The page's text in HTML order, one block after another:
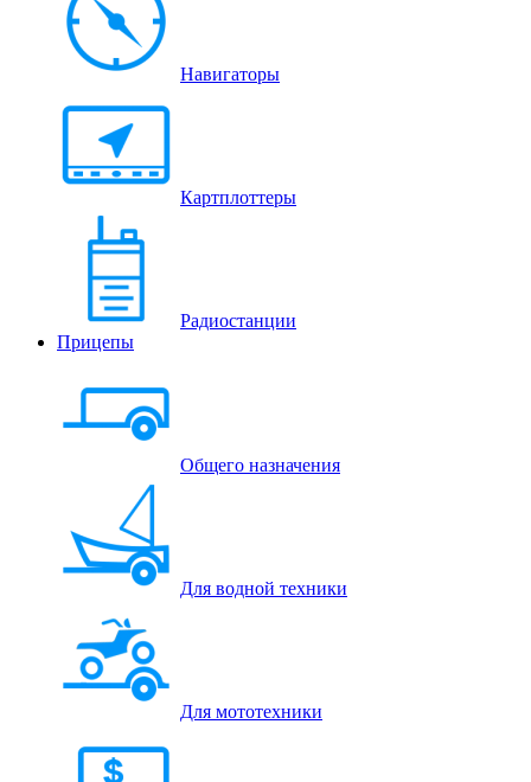
Навигаторы
Картплоттеры
Радиостанции
Прицепы
Общего назначения
Для водной техники
Для мототехники